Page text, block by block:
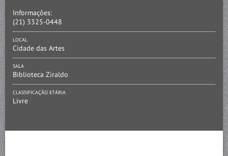
Informações:
(21) 3325-0448
LOCAL
Cidade das Artes
SALA
Biblioteca Ziraldo
CLASSIFICAÇÃO ETÁRIA
Livre